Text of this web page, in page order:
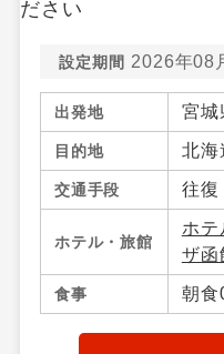
設定期間 2026年08
出発地 宮城
目的地 北海
交通手段 往復
ホテル・旅館
ホテ
ザ函
食事 朝